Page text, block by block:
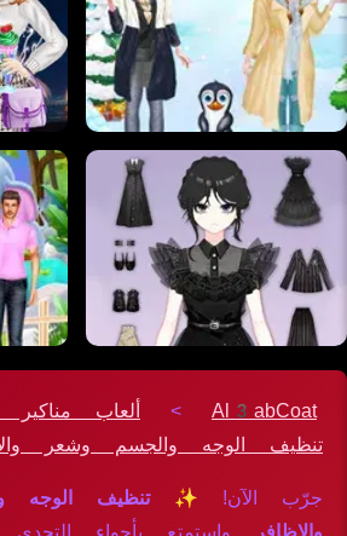
Al3abCoat
> ألعاب مناكير
تنظيف الوجه والجسم وشعر
جرّب الآن! ✨ تنظيف الوجه